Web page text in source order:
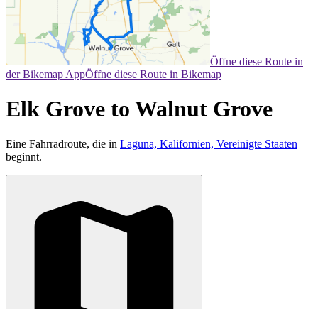
Öffne diese Route in
der Bikemap AppÖffne diese Route in Bikemap
Elk Grove to Walnut Grove
Eine Fahrradroute, die in Laguna, Kalifornien, Vereinigte Staaten
beginnt.